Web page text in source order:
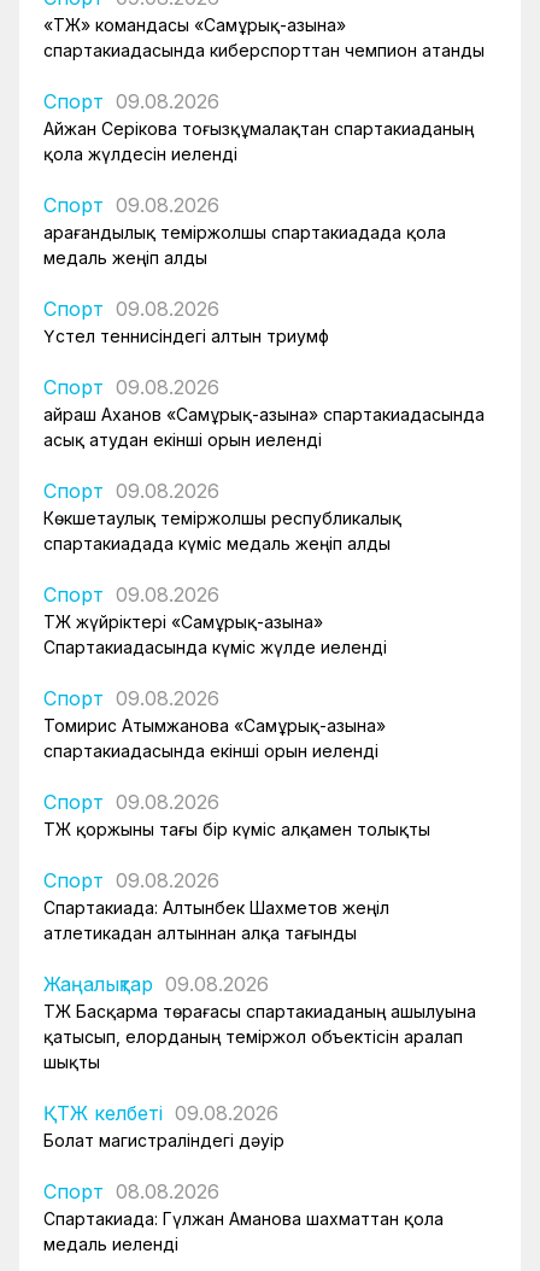
«ҚТЖ» командасы «Самұрық-Қазына»
спартакиадасында киберспорттан чемпион атанды
Спорт 09.08.2026
Айжан Серікова тоғызқұмалақтан спартакиаданың
қола жүлдесін иеленді
Спорт 09.08.2026
Қарағандылық теміржолшы спартакиадада қола
медаль жеңіп алды
Спорт 09.08.2026
Үстел теннисіндегі алтын триумф
Спорт 09.08.2026
Қайраш Аханов «Самұрық-Қазына» спартакиадасында
асық атудан екінші орын иеленді
Спорт 09.08.2026
Көкшетаулық теміржолшы республикалық
спартакиадада күміс медаль жеңіп алды
Спорт 09.08.2026
ҚТЖ жүйріктері «Самұрық-Қазына»
Спартакиадасында күміс жүлде иеленді
Спорт 09.08.2026
Томирис Атымжанова «Самұрық-Қазына»
спартакиадасында екінші орын иеленді
Спорт 09.08.2026
ҚТЖ қоржыны тағы бір күміс алқамен толықты
Спорт 09.08.2026
Спартакиада: Алтынбек Шахметов жеңіл
атлетикадан алтыннан алқа тағынды
Жаңалықтар 09.08.2026
ҚТЖ Басқарма төрағасы спартакиаданың ашылуына
қатысып, елорданың теміржол объектісін аралап
шықты
ҚТЖ келбеті 09.08.2026
Болат магистраліндегі дәуір
Спорт 08.08.2026
Спартакиада: Гүлжан Аманова шахматтан қола
медаль иеленді